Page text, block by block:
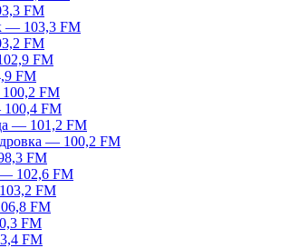
FM
— 103,3 FM
FM
FM
FM
FM
FM
— 101,2 FM
— 100,2 FM
FM
102,6 FM
FM
FM
FM
FM